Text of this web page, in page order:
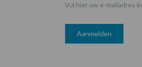
Vul hier uw e-mailadres in